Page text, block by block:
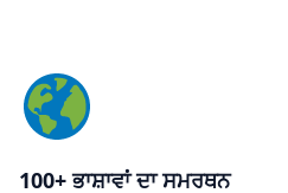
100+ ਭਾਸ਼ਾਵਾਂ ਦਾ ਸਮਰਥਨ